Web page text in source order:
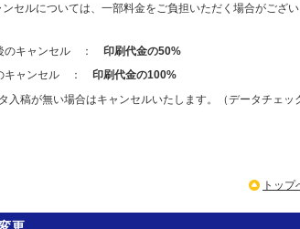
セルについては、一部料金をご負担いただく場合がござい
のキャンセル ： 印刷代金の50%
キャンセル ： 印刷代金の100%
入稿が無い場合はキャンセルいたします。（データチェッ
トップ